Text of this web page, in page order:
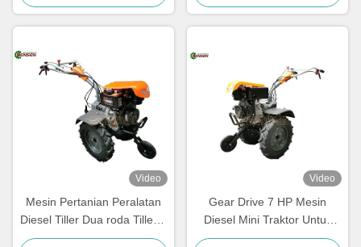
Video
Mesin Pertanian Peralatan
Diesel Tiller Dua roda Tiller 7
tenaga kuda Traktor tangan
Video
Gear Drive 7 HP Mesin
Diesel Mini Traktor Untuk
Peternakan Kecil